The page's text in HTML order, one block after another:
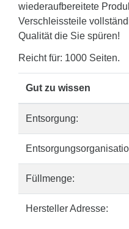
wiederaufbereitete
Verschleissteile
Qualität die Sie spüren!
Reicht für: 1000 Seiten.
Gut zu wissen
Entsorgung:
Füllmenge:
Hersteller Adresse: